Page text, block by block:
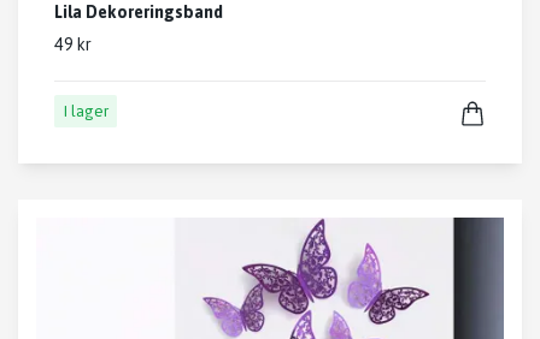
Lila Dekoreringsband
49 kr
I lager